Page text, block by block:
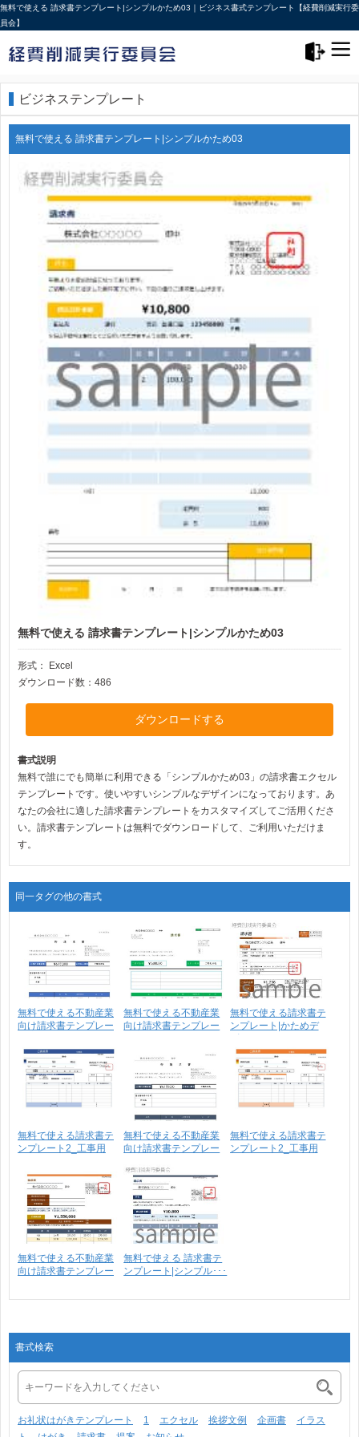
無料で使える 請求書テンプレート|シンプルかため03｜ビジネス書式テンプレート【経費削減実行委
員会】
ビジネステンプレート
無料で使える 請求書テンプレート|シンプルかため03
無料で使える 請求書テンプレート|シンプルかため03
形式：
Excel
ダウンロード数：486
ダウンロードする
書式説明
無料で誰にでも簡単に利用できる「シンプルかため03」の請求書エクセル
テンプレートです。使いやすいシンプルなデザインになっております。あ
なたの会社に適した請求書テンプレートをカスタマイズしてご活用くださ
い。請求書テンプレートは無料でダウンロードして、ご利用いただけま
す。
同一タグの他の書式
無料で使える不動産業
向け請求書テンプレー
無料で使える不動産業
向け請求書テンプレー
無料で使える請求書テ
ンプレート|かためデ
無料で使える請求書テ
ンプレート2_工事用
無料で使える不動産業
向け請求書テンプレー
無料で使える請求書テ
ンプレート2_工事用
無料で使える不動産業
向け請求書テンプレー
無料で使える 請求書テ
ンプレート|シンプル･･･
書式検索
お礼状はがきテンプレート 1 エクセル 挨拶文例 企画書
イラス